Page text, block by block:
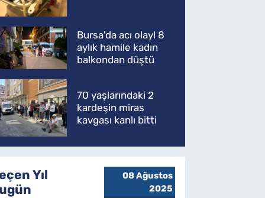
Bursa'da acı olay! 8
aylık hamile kadın
balkondan düştü
70 yaşlarındaki 2
kardeşin miras
kavgası kanlı bitti
Yıl
08 Ağustos
2025